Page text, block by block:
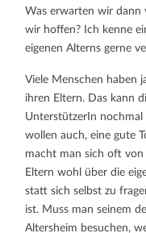
Was erwarten wir dann
wir hoffen? Ich kenne
eigenen Alterns gerne
Viele Menschen haben
ihren Eltern. Das kann
UnterstützerIn nochmal
wollen auch, eine gute
macht man sich oft
Eltern wohl über die
statt sich selbst zu
ist. Muss man seinem
Altersheim besuchen,